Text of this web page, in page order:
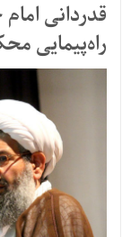
قدردانی
راه‌پیمایی